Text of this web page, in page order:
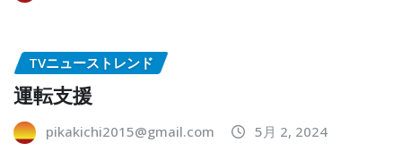
TVニューストレンド
運転支援
pikakichi2015@gmail.com 5月 2, 2024